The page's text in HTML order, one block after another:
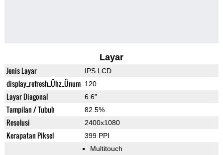
Layar
Jenis Layar IPS LCD
display_refresh_Ühz_Ünum 120
Layar Diagonal 6.6"
Tampilan / Tubuh 82.5%
Resolusi 2400x1080
Kerapatan Piksel 399 PPI
Multitouch